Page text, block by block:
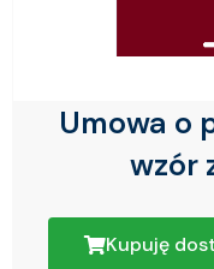
Umowa o
wzór
Kupuję